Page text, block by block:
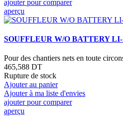
ajouter pour comparer
aperçu
SOUFFLEUR W/O BATTERY
Pour des chantiers nets en toute
465,588 DT
Rupture de stock
Ajouter au panier
Ajouter à ma liste d'envies
ajouter pour comparer
aperçu